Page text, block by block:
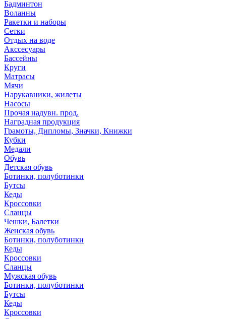
Бадминтон
Воланны
Ракетки и наборы
Сетки
Отдых на воде
Акссесуары
Бассейны
Круги
Матрасы
Мячи
Нарукавники, жилеты
Насосы
Прочая надувн. прод.
Наградная продукция
Грамоты, Дипломы, Значки, Книжки
Кубки
Медали
Обувь
Детская обувь
Ботинки, полуботинки
Бутсы
Кеды
Кроссовки
Сланцы
Чешки, Балетки
Женская обувь
Ботинки, полуботинки
Кеды
Кроссовки
Сланцы
Мужская обувь
Ботинки, полуботинки
Бутсы
Кеды
Кроссовки